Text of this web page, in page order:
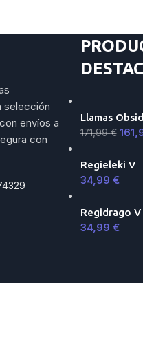
selección
envíos a
con
Llamas
171,99€
Regieleki V
34,99 €
Regidrago V
34,99 €